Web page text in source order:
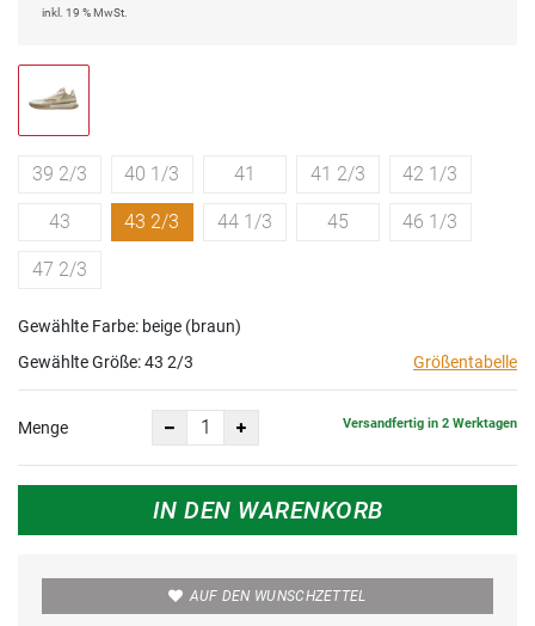
inkl. 19 % MwSt.
39 2/3 40 1/3 41 41 2/3 42 1/3
43 43 2/3 44 1/3 45 46 1/3
47 2/3
Gewählte Farbe: beige (braun)
Gewählte Größe:43 2/3 Größentabelle
Menge Versandfertig in 2 Werktagen
IN DEN WARENKORB
AUF DEN WUNSCHZETTEL